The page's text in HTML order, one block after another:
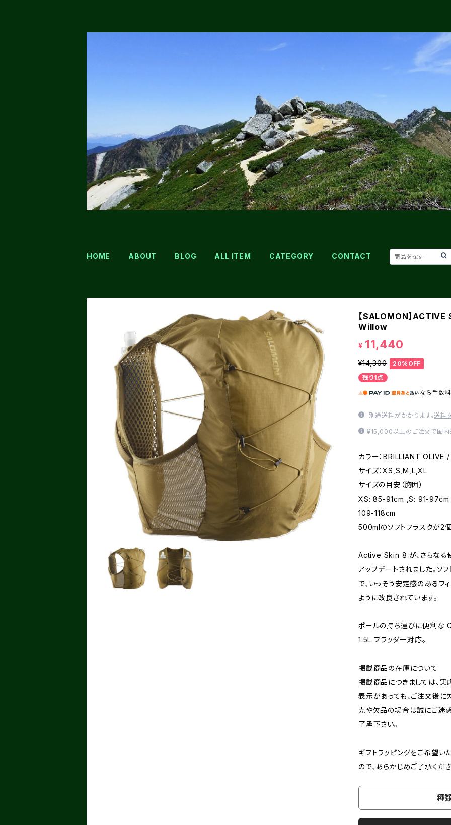
HOME ABOUT BLOG ALL ITEM CATEGORY CONTACT
【SALOMON】
Willow
¥ 11,440
¥14,300
20%OFF
残り1点
なら 手数
別途送料がかかります。送料
¥15,000以上のご注文で国内
カラー：BRILLIANT OLIVE
サイズ：XS,S,M,L,XL
サイズの目安（胸囲）
XS: 85-91cm ,S: 91-
109-118cm
500mlのソフトフラスクが2
Active Skin 8 が、さらなる
アップデートされました。ソ
で、いっそう安定感のあるフ
ように改良されています。
ポールの持ち運びに便利な
1.5L ブラッダー対応。
掲載商品の在庫について
掲載商品につきましては、実
表示があっても、ご注文後
売や欠品の場合は誠にご迷
了承下さい。
ギフトラッピングをご希望い
ので、あらかじめご了承くだ
種